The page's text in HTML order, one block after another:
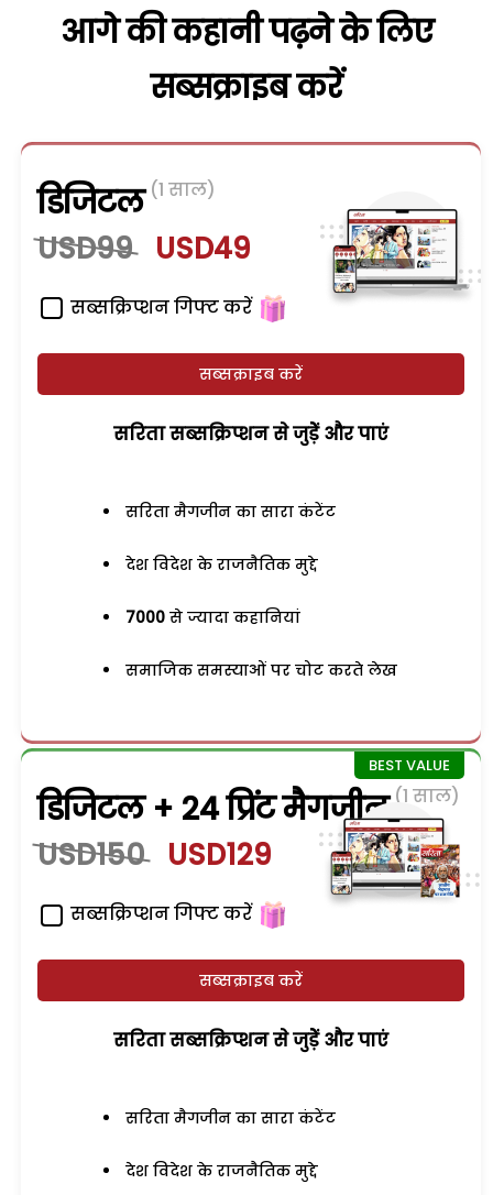
आगे की कहानी पढ़ने के लिए
सब्सक्राइब करें
डिजिटल (1 साल)
USD99 USD49
सब्सक्रिप्शन गिफ्ट करें
सब्सक्राइब करें
सरिता सब्सक्रिप्शन से जुड़ेें और पाएं
सरिता मैगजीन का सारा कंटेंट
देश विदेश के राजनैतिक मुद्दे
7000 से ज्यादा कहानियां
समाजिक समस्याओं पर चोट करते लेख
डिजिटल + 24 प्रिंट मैगजीन (1 साल)
USD150 USD129
सब्सक्रिप्शन गिफ्ट करें
सब्सक्राइब करें
सरिता सब्सक्रिप्शन से जुड़ेें और पाएं
सरिता मैगजीन का सारा कंटेंट
देश विदेश के राजनैतिक मुद्दे